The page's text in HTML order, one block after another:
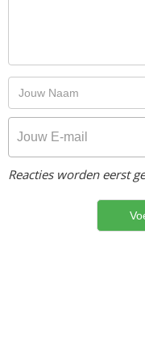
Reacties worden eerst